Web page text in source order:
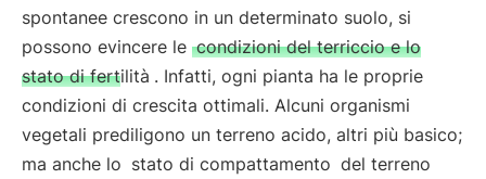
spontanee crescono in un determinato suolo, si
possono evincere le condizioni del terriccio e lo
stato di fertilità . Infatti, ogni pianta ha le proprie
condizioni di crescita ottimali. Alcuni organismi
vegetali prediligono un terreno acido, altri più basico;
ma anche lo stato di compattamento del terreno